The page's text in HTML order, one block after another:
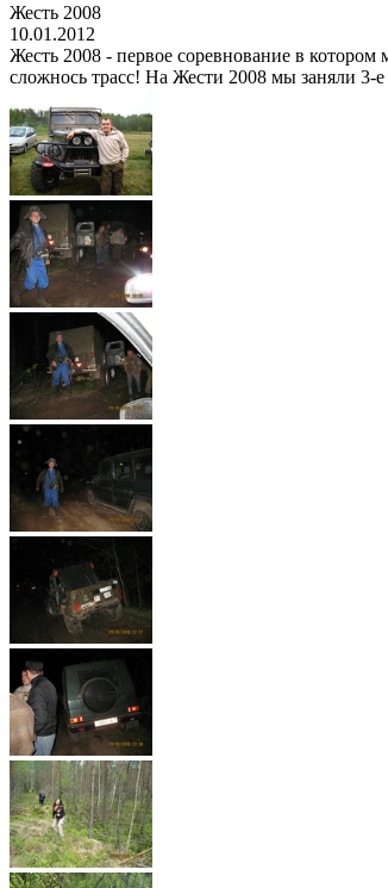
Жесть 2008
10.01.2012
Жесть 2008 - первое соревнование в котором
сложнось трасс! На Жести 2008 мы заняли 3-е